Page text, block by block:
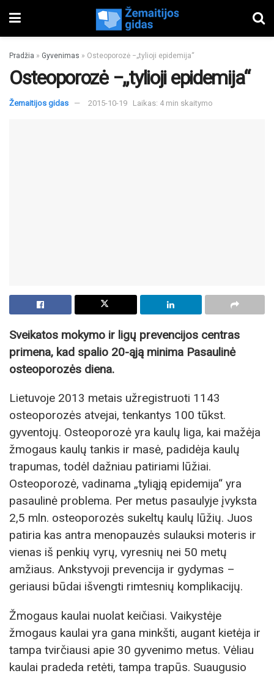
Pradžia » Gyvenimas » Osteoporozė −„tylioji epidemija“
Osteoporozė −„tylioji epidemija“
Žemaitijos gidas 2015-10-19 Laikas: 4 min skaitymo
Sveikatos mokymo ir ligų prevencijos centras
primena, kad spalio 20-ąją minima Pasaulinė
osteoporozės diena.
Lietuvoje 2013 metais užregistruoti 1143
osteoporozės atvejai, tenkantys 100 tūkst.
gyventojų. Osteoporozė yra kaulų liga, kai mažėja
žmogaus kaulų tankis ir masė, padidėja kaulų
trapumas, todėl dažniau patiriami lūžiai.
Osteoporozė, vadinama „tyliąją epidemija“ yra
pasaulinė problema. Per metus pasaulyje įvyksta
2,5 mln. osteoporozės sukeltų kaulų lūžių. Juos
patiria kas antra menopauzės sulauksi moteris ir
vienas iš penkių vyrų, vyresnių nei 50 metų
amžiaus. Ankstyvoji prevencija ir gydymas –
geriausi būdai išvengti rimtesnių komplikacijų.
Žmogaus kaulai nuolat keičiasi. Vaikystėje
žmogaus kaulai yra gana minkšti, augant kietėja ir
tampa tvirčiausi apie 30 gyvenimo metus. Vėliau
kaulai pradeda retėti, tampa trapūs. Suaugusio